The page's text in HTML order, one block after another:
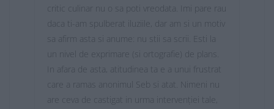
critic culinar nu o sa poti vreodata. Imi pare rau
daca ti-am spulberat iluziile, dar am si un motiv
sa afirm asta si anume: nu stii sa scrii. Esti la
un nivel de exprimare (si ortografie) de plans.
In afara de asta, atitudinea ta e a unui frustrat
care a ramas anonimul Seb si atat. Nimeni nu
are ceva de castigat in urma intervenției tale,